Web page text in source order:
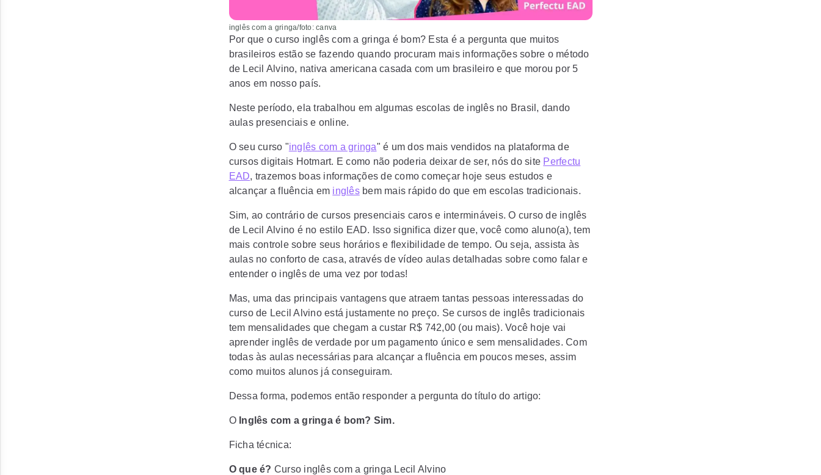
inglês com a gringa/foto: canva
Por que o curso inglês com a gringa é bom? Esta é a pergunta que muitos
brasileiros estão se fazendo quando procuram mais informações sobre o método
de Lecil Alvino, nativa americana casada com um brasileiro e que morou por 5
anos em nosso país.
Neste período, ela trabalhou em algumas escolas de inglês no Brasil, dando
aulas presenciais e online.
O seu curso "inglês com a gringa" é um dos mais vendidos na plataforma de
cursos digitais Hotmart. E como não poderia deixar de ser, nós do site Perfectu
EAD, trazemos boas informações de como começar hoje seus estudos e
alcançar a fluência em inglêsbem mais rápido do que em escolas tradicionais.
Sim, ao contrário de cursos presenciais caros e intermináveis. O curso de inglês
de Lecil Alvino é no estilo EAD. Isso significa dizer que, você como aluno(a), tem
mais controle sobre seus horários e flexibilidade de tempo. Ou seja, assista às
aulas no conforto de casa, através de vídeo aulas detalhadas sobre como falar e
entender o inglês de uma vez por todas!
Mas, uma das principais vantagens que atraem tantas pessoas interessadas do
curso de Lecil Alvino está justamente no preço. Se cursos de inglês tradicionais
tem mensalidades que chegam a custar R$ 742,00 (ou mais). Você hoje vai
aprender inglês de verdade por um pagamento único e sem mensalidades. Com
todas às aulas necessárias para alcançar a fluência em poucos meses, assim
como muitos alunos já conseguiram.
Dessa forma, podemos então responder a pergunta do título do artigo:
OInglês com a gringa é bom? Sim.
Ficha técnica:
O que é? Curso inglês com a gringa Lecil Alvino